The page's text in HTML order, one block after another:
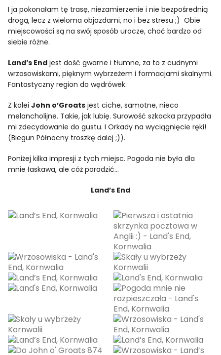
I ja pokonałam tę trasę, niezamierzenie i nie bezpośrednią
drogą, lecz z wieloma objazdami, no i bez stresu ;) Obie
miejscowości są na swój sposób urocze, choć bardzo od
siebie różne.
Land’s End jest dość gwarne i tłumne, za to z cudnymi
wrzosowiskami, pięknym wybrzeżem i formacjami skalnymi.
Fantastyczny region do wędrówek.
Z koleiJohn o’Groats jest ciche, samotne, nieco
melancholijne. Takie, jak lubię. Surowość szkocka przypadła
mi zdecydowanie do gustu. I Orkady na wyciągnięcie ręki!
(Biegun Północny troszkę dalej ;)).
Poniżej kilka impresji z tych miejsc. Pogoda nie była dla
mnie łaskawa, ale cóż poradzić…
Land’s End